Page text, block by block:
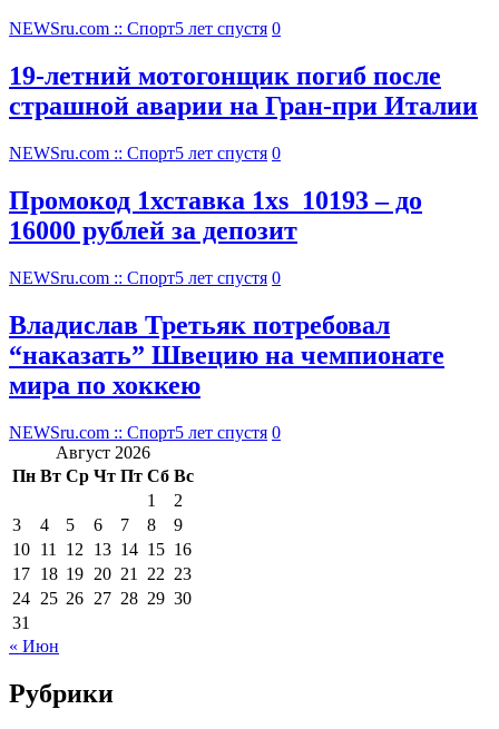
NEWSru.com :: Спорт5 лет спустя 0
19-летний мотогонщик погиб после
страшной аварии на Гран-при Италии
NEWSru.com :: Спорт5 лет спустя 0
Промокод 1хставка 1xs_10193 – до
16000 рублей за депозит
NEWSru.com :: Спорт5 лет спустя 0
Владислав Третьяк потребовал
“наказать” Швецию на чемпионате
мира по хоккею
NEWSru.com :: Спорт5 лет спустя 0
Август 2026
Пн Вт Ср Чт Пт Сб Вс
1
2
3
4 5 6 7 8
9
10 11 12 13 14 15 16
17 18 19 20 21 22 23
24 25 26 27 28 29 30
31
« Июн
Рубрики